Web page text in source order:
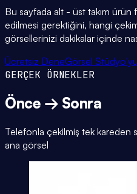
Bu sayfada alt - üst takım
edilmesi gerektiğini, hangi
görsellerinizi dakikalar içinde
Ücretsiz DeneGörsel
GERÇEK ÖRNEKLER
Önce → Sonra
Telefonla çekilmiş tek kareden
ana görsel